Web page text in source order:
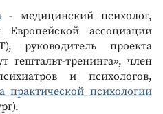
- медицинский психолог,
Европейской ассоциации
руководитель проекта
гештальт-тренинга», член
и психологов,
практической психологии